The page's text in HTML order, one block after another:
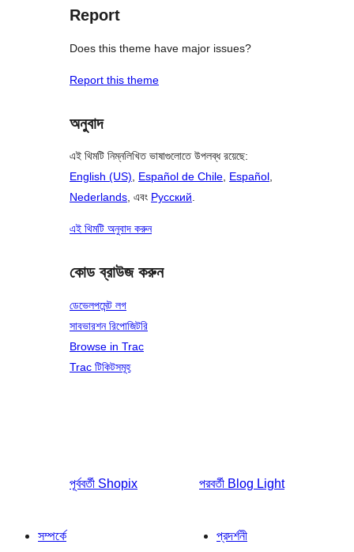
Report
Does this theme have major issues?
Report this theme
অনুবাদ
এই থিমটি নিম্নলিখিত ভাষাগুলোতে উপলব্ধ রয়েছে:
English (US), Español de Chile, Español,
Nederlands, এবং Русский.
এই থিমটি অনুবাদ করুন
কোড ব্রাউজ করুন
ডেভেলপমেন্ট লগ
সাবভারশন রিপোজিটরি
Browse in Trac
Trac টিকিটসমূহ
পূর্ববর্তী Shopix পরবর্তী Blog Light
সম্পর্কে
প্রদর্শনী